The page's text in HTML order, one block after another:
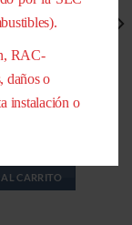
original
era:
$2.429.990.
CARRITO
RAC-
daños o
instalación o